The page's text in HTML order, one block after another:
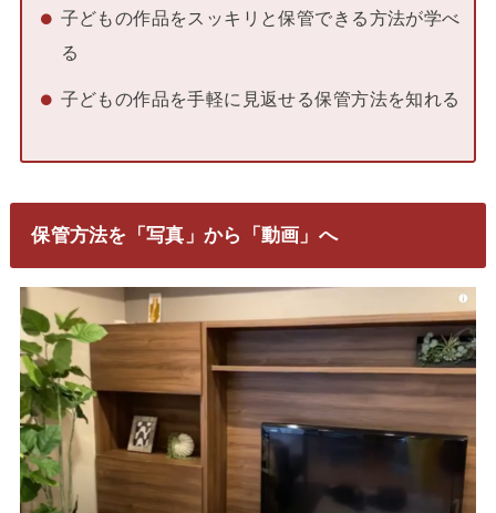
子どもの作品をスッキリと保管できる方法が学べ
る
子どもの作品を手軽に見返せる保管方法を知れる
保管方法を「写真」から「動画」へ